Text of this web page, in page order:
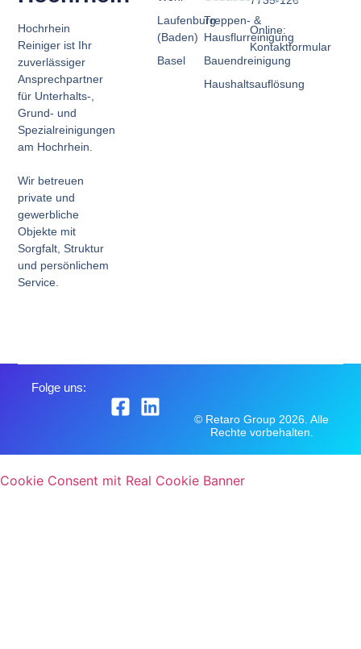
Hochrhein
Reiniger ist Ihr
zuverlässiger
Ansprechpartner
für Unterhalts-,
Grund- und
Spezialreinigungen
am Hochrhein.
Wir betreuen
private und
gewerbliche
Objekte mit
Sorgfalt, Struktur
und persönlichem
Service.
Treppen- &
Hausflurreinigung
Bauendreinigung
Haushaltsauflösung
Laufenburg
(Baden)
Basel
Online:
Kontaktformular
Folge uns:
© Retaro Group 2026. Alle
Rechte vorbehalten.
Cookie Consent mit Real Cookie Banner